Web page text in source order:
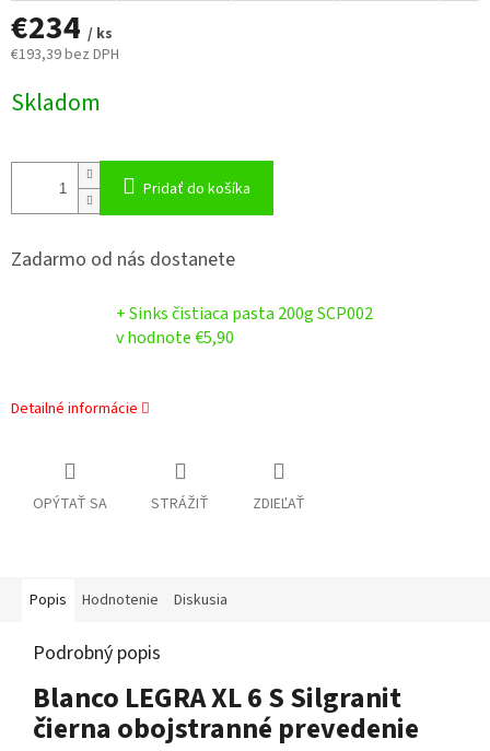
€234 / ks
€193,39 bez DPH
cena:
Skladom
Pridať do košíka
Zadarmo od nás dostanete
+ Sinks čistiaca pasta 200g SCP002
v hodnote €5,90
Detailné informácie
OPÝTAŤ SA STRÁŽIŤ ZDIEĽAŤ
Popis Hodnotenie Diskusia
Podrobný popis
Blanco LEGRA XL 6 S Silgranit
čierna obojstranné prevedenie